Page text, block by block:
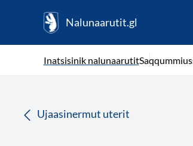
Nalunaarutit.gl
Inatsisinik nalunaarutit
Ujaasinermut uterit